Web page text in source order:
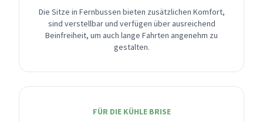
Die Sitze in Fernbussen bieten zusätzlichen Komfort,
sind verstellbar und verfügen über ausreichend
Beinfreiheit, um auch lange Fahrten angenehm zu
gestalten.
FÜR DIE KÜHLE BRISE